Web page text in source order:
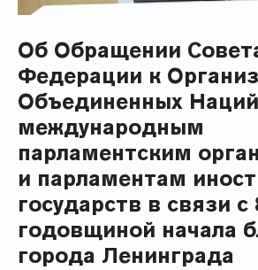
Об Обращении
Федерации к
Объединенных
международным
парламентским
и парламентам
государств в связи с
годовщиной начала
города Ленинграда